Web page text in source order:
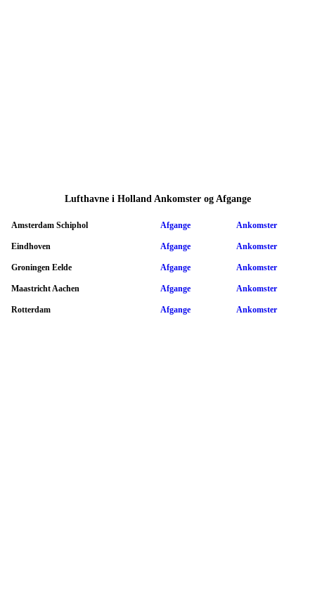
Lufthavne i Holland Ankomster og Afgange
Amsterdam Schiphol Afgange Ankomster
Eindhoven Afgange Ankomster
Groningen Eelde Afgange Ankomster
Maastricht Aachen Afgange Ankomster
Rotterdam Afgange Ankomster